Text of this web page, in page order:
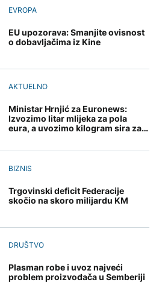
AKTUELNO
toplije
Vučić: Poštujemo
teritorijalni integritet
Ukrajine i put u EU;
poštovanju i
250 Bugattija prije
Cijena mu je 3,8 miliona
eura
FOKUS
otkazano stotine letova
Sarajevo Film Festival
Pripremite se za nebeski
spektakl: Kiša meteora
augusta
TEHNOLOGIJA
Istorijska presuda protiv
djece moraju platiti 942
miliona dolara
EVROPA
EU upozorava: Smanjite ovisnost
o dobavljačima iz Kine
AKTUELNO
Ministar Hrnjić za Euronews:
Izvozimo litar mlijeka za pola
eura, a uvozimo kilogram sira za
BIZNIS
Trgovinski deficit Federacije
skočio na skoro milijardu KM
DRUŠTVO
Plasman robe i uvoz najveći
problem proizvođača u Semberiji